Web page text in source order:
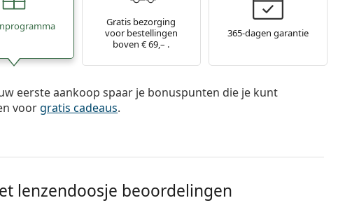
Gratis bezorging
voor bestellingen
boven € 69,– .
365-dagen garantie
eerste aankoop spaar je bonuspunten die je kunt
voorgratis cadeaus.
lenzendoosje beoordelingen